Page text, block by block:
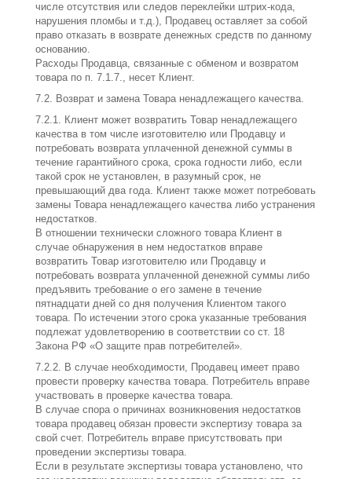
числе отсутствия или следов переклейки штрих-кода,
нарушения пломбы и т.д.), Продавец оставляет за собой
право отказать в возврате денежных средств по данному
основанию.
Расходы Продавца, связанные с обменом и возвратом
товара по п. 7.1.7., несет Клиент.
7.2. Возврат и замена Товара ненадлежащего качества.
7.2.1. Клиент может возвратить Товар ненадлежащего
качества в том числе изготовителю или Продавцу и
потребовать возврата уплаченной денежной суммы в
течение гарантийного срока, срока годности либо, если
такой срок не установлен, в разумный срок, не
превышающий два года. Клиент также может потребовать
замены Товара ненадлежащего качества либо устранения
недостатков.
В отношении технически сложного товара Клиент в
случае обнаружения в нем недостатков вправе
возвратить Товар изготовителю или Продавцу и
потребовать возврата уплаченной денежной суммы либо
предъявить требование о его замене в течение
пятнадцати дней со дня получения Клиентом такого
товара. По истечении этого срока указанные требования
подлежат удовлетворению в соответствии со ст. 18
Закона РФ «О защите прав потребителей».
7.2.2. В случае необходимости, Продавец имеет право
провести проверку качества товара. Потребитель вправе
участвовать в проверке качества товара.
В случае спора о причинах возникновения недостатков
товара продавец обязан провести экспертизу товара за
свой счет. Потребитель вправе присутствовать при
проведении экспертизы товара.
Если в результате экспертизы товара установлено, что